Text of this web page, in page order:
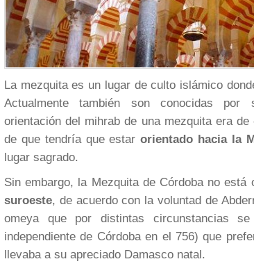
La mezquita es un lugar de culto islámico
Actualmente también son conocidas por
orientación del mihrab de una mezquita era
de que tendría que estarorientado hacia la
lugar sagrado.
Sin embargo, la Mezquita de Córdoba no
suroeste, de acuerdo con la voluntad de
omeya que por distintas circunstancias
independiente de Córdoba en el 756) que
llevaba a su apreciado Damasco natal.